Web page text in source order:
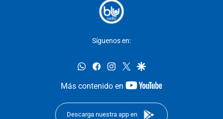
Síguenos en:
whatsappfacebookinstagram
twittergoogle
Más contenido en
youtube-
Descarga nuestra app en